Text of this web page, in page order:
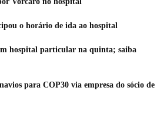
o horário de ida ao hospital
hospital particular na quinta; saiba
para COP30 via empresa do sócio de